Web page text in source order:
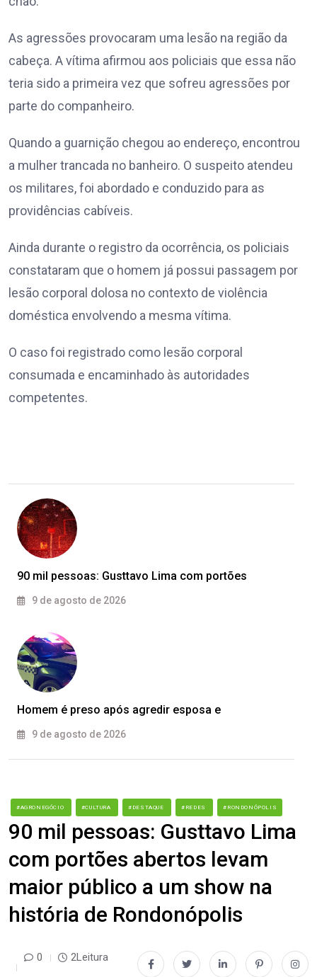
As agressões provocaram uma lesão na região da
cabeça. A vítima afirmou aos policiais que essa não
teria sido a primeira vez que sofreu agressões por
parte do companheiro.
Quando a guarnição chegou ao endereço, encontrou
a mulher trancada no banheiro. O suspeito atendeu
os militares, foi abordado e conduzido para as
providências cabíveis.
Ainda durante o registro da ocorrência, os policiais
constataram que o homem já possui passagem por
lesão corporal dolosa no contexto de violência
doméstica envolvendo a mesma vítima.
O caso foi registrado como lesão corporal
consumada e encaminhado às autoridades
competentes.
90 mil pessoas: Gusttavo Lima com portões
9 de agosto de 2026
Homem é preso após agredir esposa e
9 de agosto de 2026
#AGRONEGÓCIO #CULTURA #DESTAQUE #REDES #RONDONÓPOLIS
90 mil pessoas: Gusttavo Lima
com portões abertos levam
maior público a um show na
história de Rondonópolis
0 2Leitura